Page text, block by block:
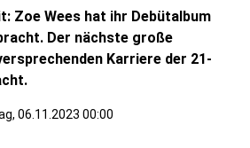
Zoe Wees hat ihr Debütalbum
Der nächste große
Karriere der 21-
06.11.2023 00:00